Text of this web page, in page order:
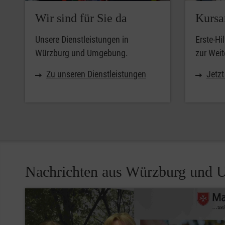
Wir sind für Sie da
Unsere Dienstleistungen in
Würzburg und Umgebung.
Zu unseren Dienstleistungen
Erste-
zur
Nachrichten aus Würzburg und